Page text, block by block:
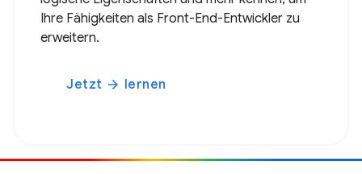
Ihre Fähigkeiten als Front-End-Entwickler zu
erweitern.
Jetzt arrow_forward lernen